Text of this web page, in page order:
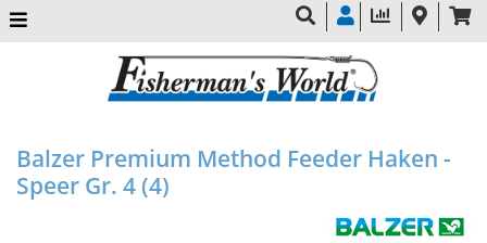
Balzer Premium Method Feeder Haken -
Speer Gr. 4 (4)